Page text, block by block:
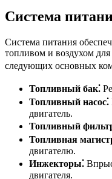
Система
Система питания
топливом и воздухом
следующих основных
Топливный бак⁚
Топливный насос⁚
двигатель.
Топливный
Топливная
двигателю.
Инжекторы⁚
двигателя.